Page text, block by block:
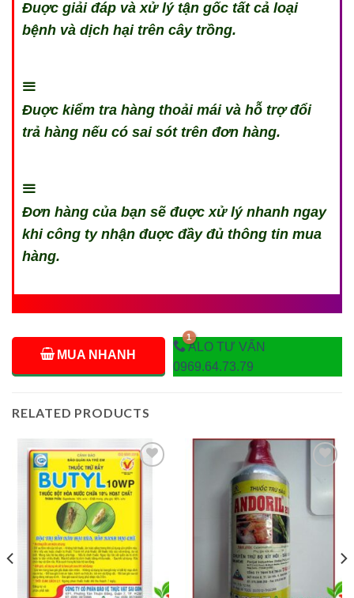
Đuợc giải đáp và xử lý tận gốc tất cả loại
bệnh và dịch hại trên cây trồng.
Đuợc kiểm tra hàng thoải mái và hỗ trợ đổi
trả hàng nếu có sai sót trên đơn hàng.
Đơn hàng của bạn sẽ đuợc xử lý nhanh ngay
khi công ty nhận đuợc đầy đủ thông tin mua
hàng.
MUA NHANH
ALO TƯ VẤN
0969.64.73.79
RELATED PRODUCTS
Add to
wishlist